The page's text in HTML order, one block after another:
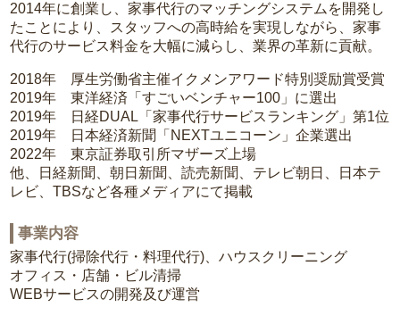
2014年に創業し、家事代行のマッチングシステムを開発し
たことにより、スタッフへの高時給を実現しながら、家事
代行のサービス料金を大幅に減らし、業界の革新に貢献。
2018年 厚生労働省主催イクメンアワード特別奨励賞受賞
2019年 東洋経済「すごいベンチャー100」に選出
2019年 日経DUAL「家事代行サービスランキング」第1位
2019年 日本経済新聞「NEXTユニコーン」企業選出
2022年 東京証券取引所マザーズ上場
他、日経新聞、朝日新聞、読売新聞、テレビ朝日、日本テ
レビ、TBSなど各種メディアにて掲載
事業内容
家事代行(掃除代行・料理代行)、ハウスクリーニング
オフィス・店舗・ビル清掃
WEBサービスの開発及び運営